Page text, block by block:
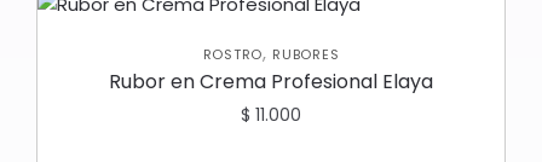
ROSTRO, RUBORES
Rubor en Crema Profesional Elaya
$ 11.000